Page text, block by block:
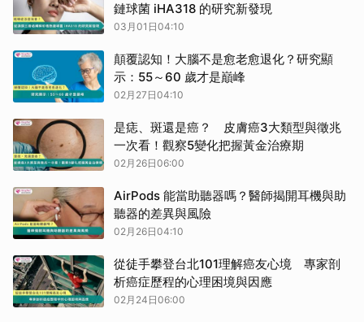
鏈球菌 iHA318 的研究新發現
03月01日04:10
顛覆認知！大腦不是愈老愈退化？研究顯
示：55～60 歲才是巔峰
02月27日04:10
是痣、斑還是癌？ 皮膚癌3大類型與徵兆
一次看！觀察5變化把握黃金治療期
02月26日06:00
AirPods 能當助聽器嗎？醫師揭開耳機與助
聽器的差異與風險
02月26日04:10
從徒手攀登台北101理解癌友心境 專家剖
析癌症歷程的心理困境與因應
02月24日06:00